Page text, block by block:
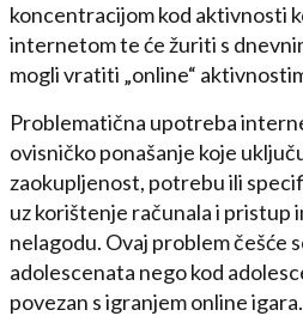
koncentracijom kod aktivnosti
internetom te će žuriti s
mogli vratiti „online“
Problematična upotreba
ovisničko ponašanje koje
zaokupljenost, potrebu ili
uz korištenje računala i
nelagodu. Ovaj problem češće
adolescenata nego kod
povezan s igranjem online igara.